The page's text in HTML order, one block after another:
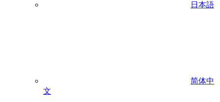
日本語
简体中
文